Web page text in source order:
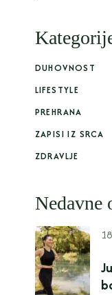
DUHOVNOST
LIFESTYLE
PREHRANA
ZAPISI IZ SRCA
ZDRAVLJE
Nedavne